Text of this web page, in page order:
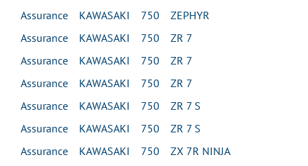
Assurance KAWASAKI 750 ZEPHYR
Assurance KAWASAKI 750 ZR 7
Assurance KAWASAKI 750 ZR 7
Assurance KAWASAKI 750 ZR 7
Assurance KAWASAKI 750 ZR 7 S
Assurance KAWASAKI 750 ZR 7 S
Assurance KAWASAKI 750 ZX 7R NINJA